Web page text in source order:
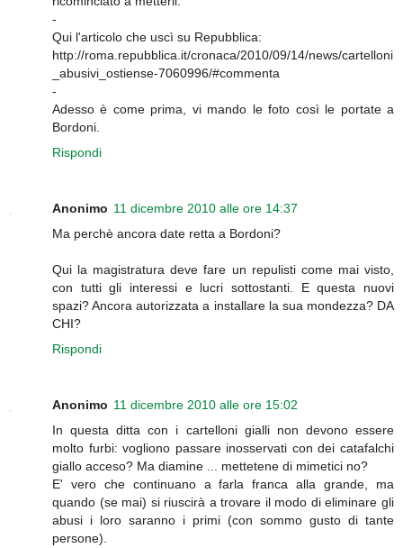
-
Qui l'articolo che uscì su Repubblica:
http://roma.repubblica.it/cronaca/2010/09/14/news/cartelloni
_abusivi_ostiense-7060996/#commenta
-
Adesso è come prima, vi mando le foto così le portate a
Bordoni.
Rispondi
Anonimo 11 dicembre 2010 alle ore 14:37
Ma perchè ancora date retta a Bordoni?
Qui la magistratura deve fare un repulisti come mai visto,
con tutti gli interessi e lucri sottostanti. E questa nuovi
spazi? Ancora autorizzata a installare la sua mondezza? DA
CHI?
Rispondi
Anonimo 11 dicembre 2010 alle ore 15:02
In questa ditta con i cartelloni gialli non devono essere
molto furbi: vogliono passare inosservati con dei catafalchi
giallo acceso? Ma diamine ... mettetene di mimetici no?
E' vero che continuano a farla franca alla grande, ma
quando (se mai) si riuscirà a trovare il modo di eliminare gli
abusi i loro saranno i primi (con sommo gusto di tante
persone).